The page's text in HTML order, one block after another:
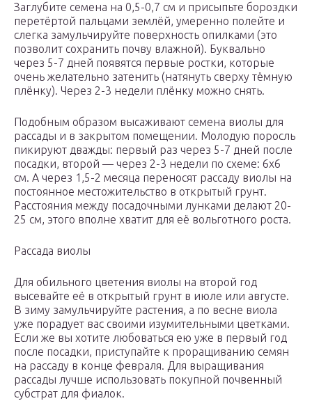
Заглубите семена на 0,5-0,7 см и присыпьте бороздки
перетёртой пальцами землёй, умеренно полейте и
слегка замульчируйте поверхность опилками (это
позволит сохранить почву влажной). Буквально
через 5-7 дней появятся первые ростки, которые
очень желательно затенить (натянуть сверху тёмную
плёнку). Через 2-3 недели плёнку можно снять.
Подобным образом высаживают семена виолы для
рассады и в закрытом помещении. Молодую поросль
пикируют дважды: первый раз через 5-7 дней после
посадки, второй — через 2-3 недели по схеме: 6х6
см. А через 1,5-2 месяца переносят рассаду виолы на
постоянное местожительство в открытый грунт.
Расстояния между посадочными лунками делают 20-
25 см, этого вполне хватит для её вольготного роста.
Рассада виолы
Для обильного цветения виолы на второй год
высевайте её в открытый грунт в июле или августе.
В зиму замульчируйте растения, а по весне виола
уже порадует вас своими изумительными цветками.
Если же вы хотите любоваться ею уже в первый год
после посадки, приступайте к проращиванию семян
на рассаду в конце февраля. Для выращивания
рассады лучше использовать покупной почвенный
субстрат для фиалок.